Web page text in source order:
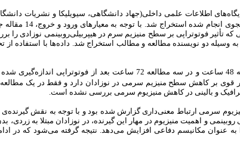
اطلاعات علمی داخلی(جهاد دانشگاهی، سیویلیکا و نشریات
221 مطالعه در جستجوی انجام شده استخراج شد. با توجه
که تأثیر فوتوتراپی بر سطح منیزیم سرم در هیپربیلی‌روبینمی نوزادی را
به وسیله دو نویسنده مطالعه و مطالب استخراج شد. داده‌ها با استفاده از
قوی بر کاهش سطح منیزیم سرمی در نوزادان دارد و فقط در یک مطالعه
و بالینی در کاهش منیزیوم سرمی بررسی نشده است.
سرمی ارتباط معنی‌داری گزارش شده بود و با توجه به نقشگیرنده‌ی
و اهمیت منیزیوم در مهار این گیرنده، در نوزادان مبتلا به زردی،
مکانیسم دفاعی افزایش می‌دهد. نتیجه گرفته می‌شود که در